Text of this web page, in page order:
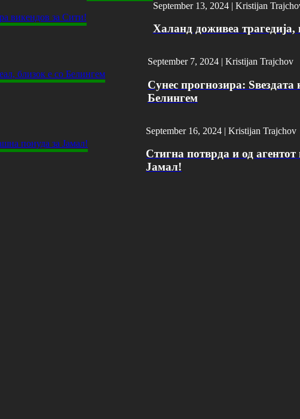
September 13, 2024 | Kristijan
Халанд доживеа
September 7, 2024 | Kristijan Trajchov
Сунес прогнозира:
Белингем
September 16, 2024 |Kristijan Trajchov
Стигна потврда и од
Јамал!